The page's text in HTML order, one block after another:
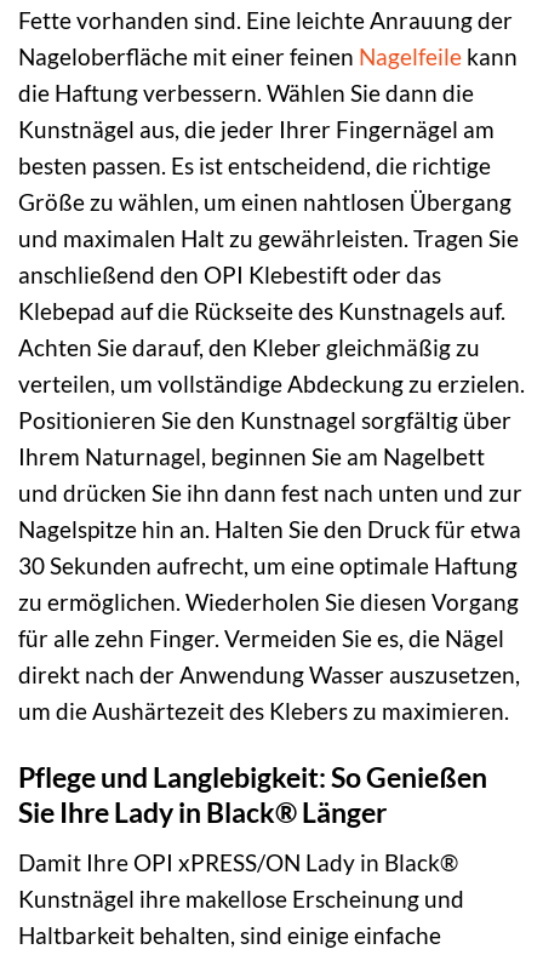
Fette vorhanden sind. Eine leichte Anrauung der
Nageloberfläche mit einer feinen Nagelfeile kann
die Haftung verbessern. Wählen Sie dann die
Kunstnägel aus, die jeder Ihrer Fingernägel am
besten passen. Es ist entscheidend, die richtige
Größe zu wählen, um einen nahtlosen Übergang
und maximalen Halt zu gewährleisten. Tragen Sie
anschließend den OPI Klebestift oder das
Klebepad auf die Rückseite des Kunstnagels auf.
Achten Sie darauf, den Kleber gleichmäßig zu
verteilen, um vollständige Abdeckung zu erzielen.
Positionieren Sie den Kunstnagel sorgfältig über
Ihrem Naturnagel, beginnen Sie am Nagelbett
und drücken Sie ihn dann fest nach unten und zur
Nagelspitze hin an. Halten Sie den Druck für etwa
30 Sekunden aufrecht, um eine optimale Haftung
zu ermöglichen. Wiederholen Sie diesen Vorgang
für alle zehn Finger. Vermeiden Sie es, die Nägel
direkt nach der Anwendung Wasser auszusetzen,
um die Aushärtezeit des Klebers zu maximieren.
Pflege und Langlebigkeit: So Genießen
Sie Ihre Lady in Black® Länger
Damit Ihre OPI xPRESS/ON Lady in Black®
Kunstnägel ihre makellose Erscheinung und
Haltbarkeit behalten, sind einige einfache